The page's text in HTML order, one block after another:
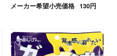
メーカー希望小売価格 130円